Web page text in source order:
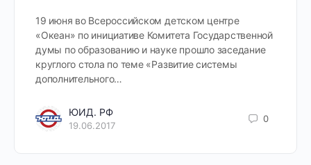
19 июня во Всероссийском детском центре
«Океан» по инициативе Комитета Государственной
думы по образованию и науке прошло заседание
круглого стола по теме «Развитие системы
дополнительного…
ЮИД. РФ
19.06.2017
0